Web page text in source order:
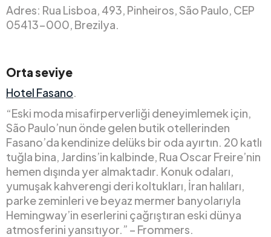
Adres: Rua Lisboa, 493, Pinheiros, São Paulo, CEP
05413-000, Brezilya.
Orta seviye
Hotel Fasano.
“Eski moda misafirperverliği deneyimlemek için,
São Paulo’nun önde gelen butik otellerinden
Fasano’da kendinize delüks bir oda ayırtın. 20 katlı
tuğla bina, Jardins’in kalbinde, Rua Oscar Freire’nin
hemen dışında yer almaktadır. Konuk odaları,
yumuşak kahverengi deri koltukları, İran halıları,
parke zeminleri ve beyaz mermer banyolarıyla
Hemingway’in eserlerini çağrıştıran eski dünya
atmosferini yansıtıyor.” – Frommers.